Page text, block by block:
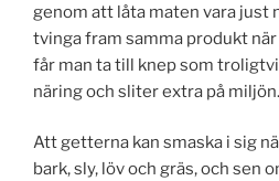
genom att låta maten vara just
tvinga fram samma produkt
får man ta till knep som
näring och sliter extra på miljön.
Att getterna kan smaska i sig
bark, sly, löv och gräs, och sen